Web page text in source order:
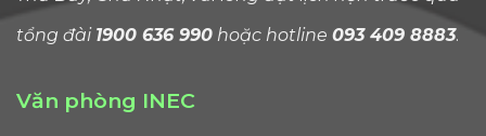
tổng đài 1900 636 990 hoặc hotline 093 409 8883.
Văn phòng INEC